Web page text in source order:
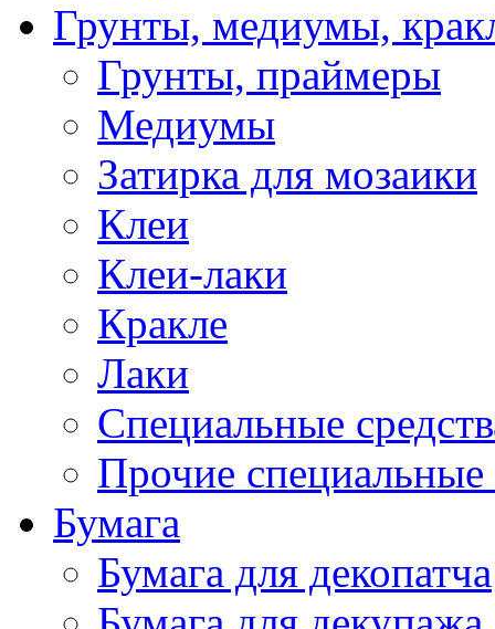
Грунты, медиумы,
Грунты, праймеры
Медиумы
Затирка для мозаики
Клеи
Клеи-лаки
Кракле
Лаки
Специальные
Прочие специальные
Бумага
Бумага для декопатча